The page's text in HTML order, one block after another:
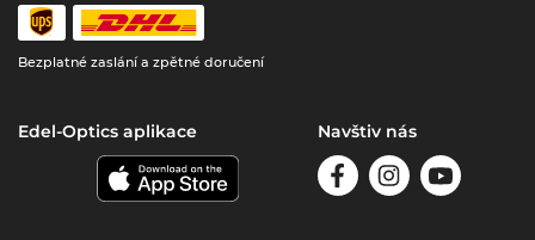
Bezplatné zaslání a zpětné doručení
Edel-Optics aplikace Navštiv nás